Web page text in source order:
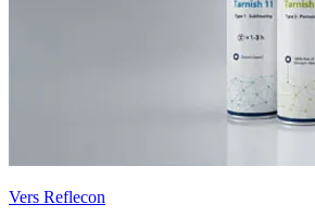
Vers Reflecon